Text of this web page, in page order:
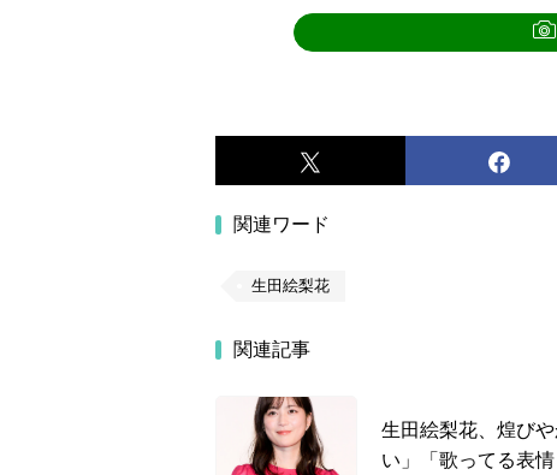
関連ワード
生田絵梨花
関連記事
生田絵梨花、煌び
い」「歌ってる表情